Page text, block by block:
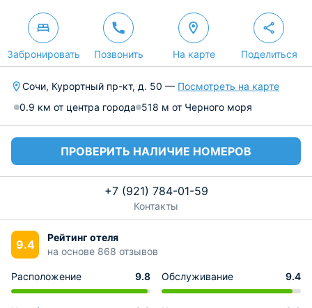
Забронировать Позвонить На карте Поделиться
Сочи, Курортный пр-кт, д. 50 — Посмотреть на карте
0.9 км от центра города 518 м от Черного моря
ПРОВЕРИТЬ НАЛИЧИЕ НОМЕРОВ
+7 (921) 784-01-59
Контакты
9.4
Рейтинг отеля
на основе 868 отзывов
Расположение 9.8 Обслуживание 9.4